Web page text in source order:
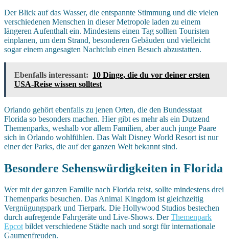
Der Blick auf das Wasser, die entspannte Stimmung und die vielen
verschiedenen Menschen in dieser Metropole laden zu einem
längeren Aufenthalt ein. Mindestens einen Tag sollten Touristen
einplanen, um dem Strand, besonderen Gebäuden und vielleicht
sogar einem angesagten Nachtclub einen Besuch abzustatten.
Ebenfalls interessant: 10 Dinge, die du vor deiner ersten
USA-Reise wissen solltest
Orlando gehört ebenfalls zu jenen Orten, die den Bundesstaat
Florida so besonders machen. Hier gibt es mehr als ein Dutzend
Themenparks, weshalb vor allem Familien, aber auch junge Paare
sich in Orlando wohlfühlen. Das Walt Disney World Resort ist nur
einer der Parks, die auf der ganzen Welt bekannt sind.
Besondere Sehenswürdigkeiten in Florida
Wer mit der ganzen Familie nach Florida reist, sollte mindestens drei
Themenparks besuchen. Das Animal Kingdom ist gleichzeitig
Vergnügungspark und Tierpark. Die Hollywood Studios bestechen
durch aufregende Fahrgeräte und Live-Shows. DerThemenpark
Epcotbildet verschiedene Städte nach und sorgt für internationale
Gaumenfreuden.